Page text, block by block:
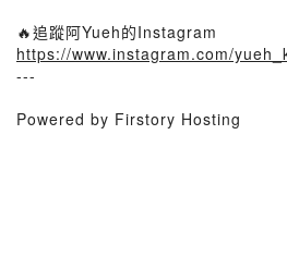
🔥追蹤阿Yueh的Instagram
https://www.instagram.com/
---
Powered by Firstory Hosting